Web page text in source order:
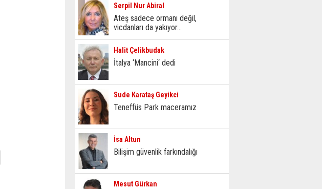
Serpil Nur Abiral
Ateş sadece ormanı değil,
vicdanları da yakıyor...
Halit Çelikbudak
İtalya ‘Mancini‘ dedi
Sude Karataş Geyikci
Teneffüs Park maceramız
İsa Altun
Bilişim güvenlik farkındalığı
Mesut Gürkan